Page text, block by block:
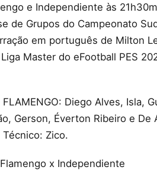
e Independiente às
de Grupos do Campeonato
em português de Milton
Master do eFootball PES
FLAMENGO: Diego Alves, Isla,
Gerson, Éverton Ribeiro e De
Técnico: Zico.
x Independiente